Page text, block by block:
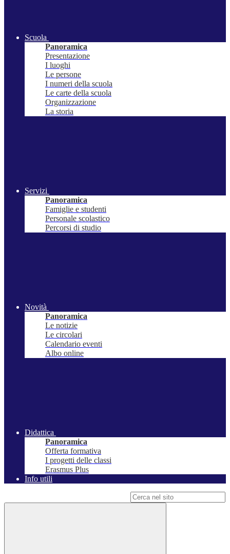
Scuola
Panoramica
Presentazione
I luoghi
Le persone
I numeri della scuola
Le carte della scuola
Organizzazione
La storia
Servizi
Panoramica
Famiglie e studenti
Personale scolastico
Percorsi di studio
Novità
Panoramica
Le notizie
Le circolari
Calendario eventi
Albo online
Didattica
Panoramica
Offerta formativa
I progetti delle classi
Erasmus Plus
Info utili